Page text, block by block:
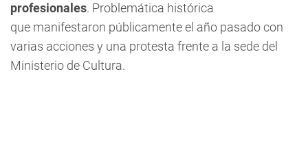
profesionales. Problemática histórica
que manifestaron públicamente el año pasado con
varias acciones y una protesta frente a la sede del
Ministerio de Cultura.